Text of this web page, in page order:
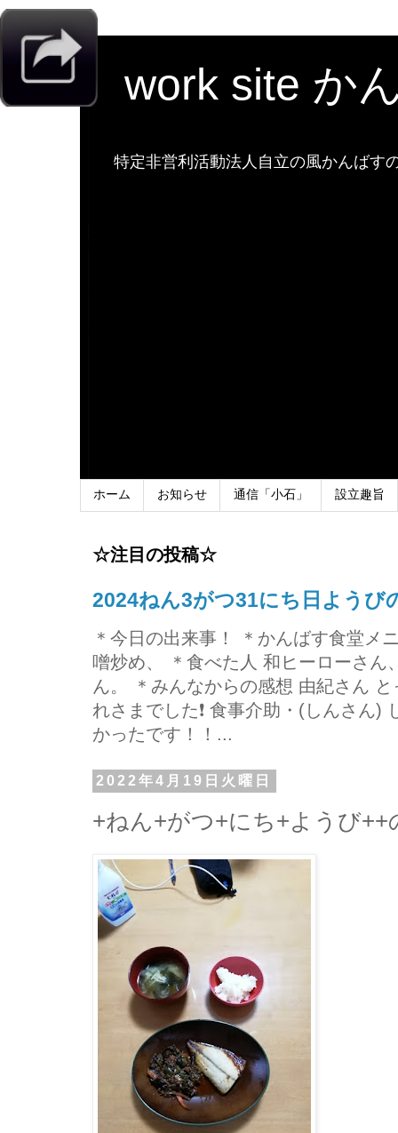
work site か
特定非営利活動法人自立の風かんばす
ホーム お知らせ 通信「小石」 設立趣旨
☆注目の投稿☆
2024ねん3がつ31にち日ようび
＊今日の出来事！ ＊かんばす食堂メ
噌炒め、 ＊食べた人 和ヒーローさん
ん。 ＊みんなからの感想 由紀さん
れさまでした❗ 食事介助・(しんさん)
かったです！！...
2022年4月19日火曜日
+ねん+がつ+にち+ようび++